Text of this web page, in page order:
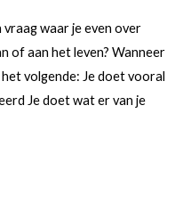
vraag waar je even over
of aan het leven? Wanneer
volgende: Je doet vooral
Je doet wat er van je